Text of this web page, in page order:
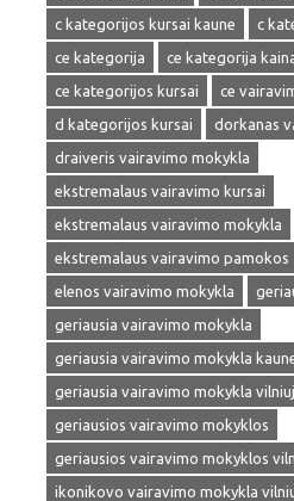
c kategorijos kursai kaune
c
ce kategorija
ce kategorija
ce kategorijos kursai
ce
d kategorijos kursai
dorkanas
draiveris vairavimo mokykla
ekstremalaus vairavimo kursai
ekstremalaus vairavimo mokykla
ekstremalaus vairavimo pamokos
elenos vairavimo mokykla
geriausia vairavimo mokykla
geriausia vairavimo mokykla
geriausia vairavimo mokykla
geriausios vairavimo mokyklos
geriausios vairavimo mokyklos
ikonikovo vairavimo mokykla